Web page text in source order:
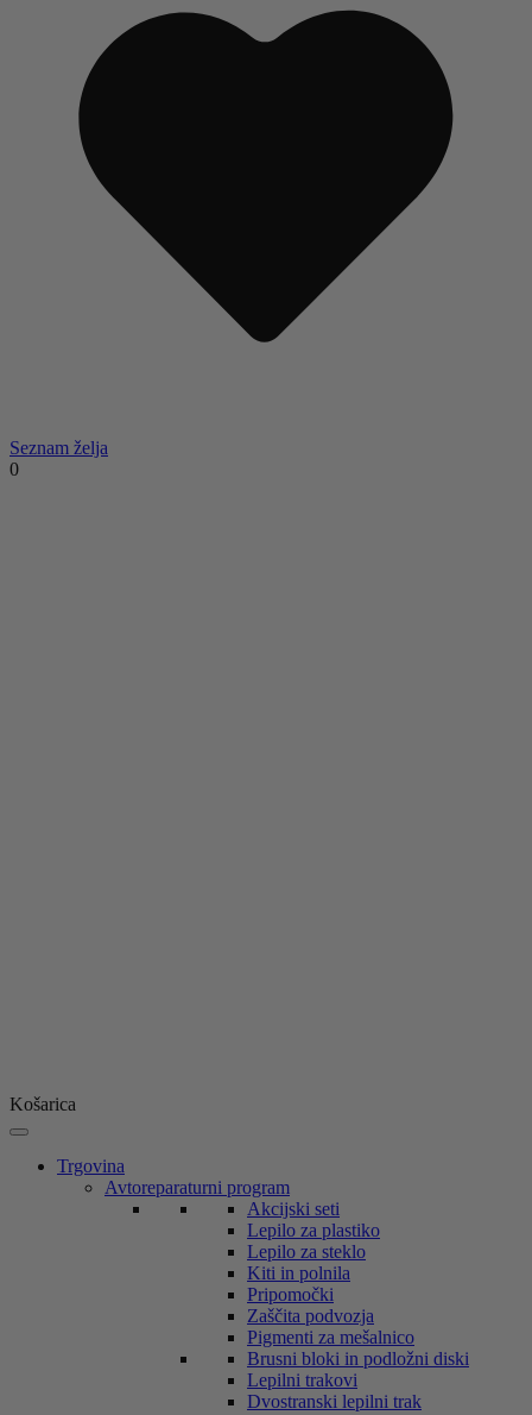
Seznam želja
0
Košarica
Trgovina
Avtoreparaturni program
Akcijski seti
Lepilo za plastiko
Lepilo za steklo
Kiti in polnila
Pripomočki
Zaščita podvozja
Pigmenti za mešalnico
Brusni bloki in podložni diski
Lepilni trakovi
Dvostranski lepilni trak